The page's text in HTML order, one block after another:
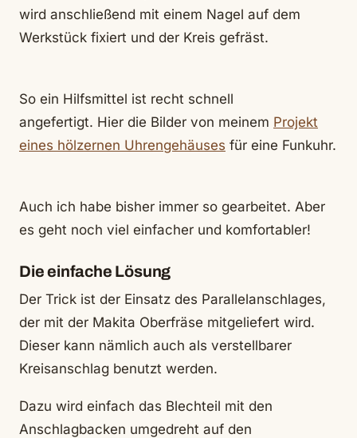
wird anschließend mit einem Nagel auf dem
Werkstück fixiert und der Kreis gefräst.
So ein Hilfsmittel ist recht schnell
angefertigt. Hier die Bilder von meinem Projekt
eines hölzernen Uhrengehäuses für eine Funkuhr.
Auch ich habe bisher immer so gearbeitet. Aber
es geht noch viel einfacher und komfortabler!
Die einfache Lösung
Der Trick ist der Einsatz des Parallelanschlages,
der mit der Makita Oberfräse mitgeliefert wird.
Dieser kann nämlich auch als verstellbarer
Kreisanschlag benutzt werden.
Dazu wird einfach das Blechteil mit den
Anschlagbacken umgedreht auf den